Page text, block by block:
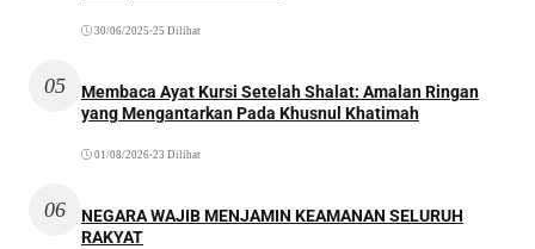
30/06/2025 •25 Dilihat
05
Membaca Ayat Kursi Setelah Shalat: Amalan Ringan
yang Mengantarkan Pada Khusnul Khatimah
01/08/2026•23 Dilihat
06
NEGARA WAJIB MENJAMIN KEAMANAN SELURUH
RAKYAT